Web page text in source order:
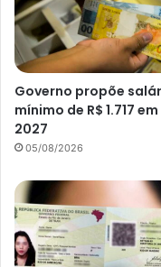
Governo propõe
mínimo de R$ 1.717 em
2027
05/08/2026